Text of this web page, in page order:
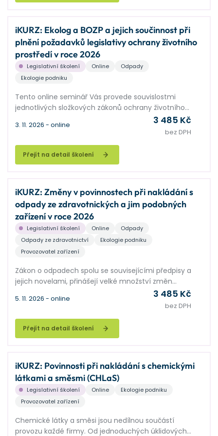
iKURZ: Ekolog a BOZP a jejich součinnost při
plnění požadavků legislativy ochrany životního
prostředí v roce 2026
Legislativní školení Online
Odpady
Ekologie podniku
Tento online seminář Vás provede souvislostmi
jednotlivých složkových zákonů ochrany životního
prostředí ve vazbě na činnosti podnikového ekologa,
poradce BOZP, preventisty PO, správy budov, nebo
chemických látek a směsí – na co se zaměřit a co
kontrolovat.
Přejít na detail školení
3. 11. 2026 - online 3 485 Kč
bez DPH
iKURZ: Změny v povinnostech při nakládání s
odpady ze zdravotnických a jim podobných
zařízení v roce 2026
Legislativní školení Online
Odpady
Odpady ze zdravotnictví
Ekologie podniku
Provozovatel zařízení
Zákon o odpadech spolu se souvisejícími předpisy a
jejich novelami, přinášejí velké množství změn
zejména v oblasti nakládání se zdravotnickými odpady.
Poslední novela vyhlášky č. 273/2021 Sb., včetně
evidencí odpadů, použití nových katalogových čísel a
změny ve značení odpadů. Zmíníme se i o navazující
Přejít na detail školení
5. 11. 2026 - online 3 485 Kč
bez DPH
iKURZ: Povinnosti při nakládání s chemickými
látkami a směsmi (CHLaS)
Legislativní školení Online
Ekologie podniku
Provozovatel zařízení
Chemické látky a směsi jsou nedílnou součástí
provozu každé firmy. Od jednoduchých úklidových